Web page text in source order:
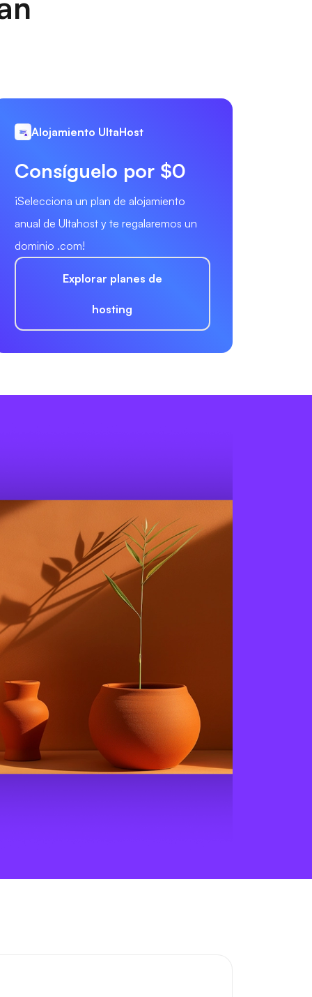
Alojamiento UltaHost
Consíguelo por $0
¡Selecciona un plan de alojamiento
anual de Ultahost y te regalaremos un
dominio .com!
Explorar planes de
hosting